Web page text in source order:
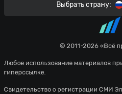
© 2011-2026 «Всё
Любое использование материалов
гиперссылке.
Свидетельство о регистрации СМИ
Выбрать страну: